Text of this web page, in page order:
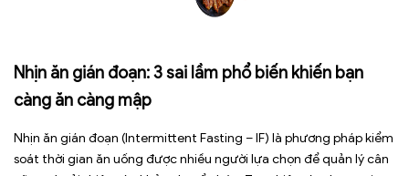
Nhịn ăn gián đoạn: 3 sai lầm phổ biến khiến bạn
càng ăn càng mập
Nhịn ăn gián đoạn (Intermittent Fasting – IF) là phương pháp kiểm
soát thời gian ăn uống được nhiều người lựa chọn để quản lý cân